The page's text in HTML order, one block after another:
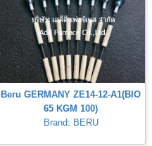
Beru GERMANY ZE14-12-A1(BIO
65 KGM 100)
Brand: BERU